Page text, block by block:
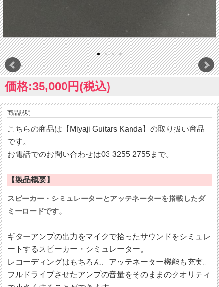
価格:35,000円(税込)
商品説明
こちらの商品は【Miyaji Guitars Kanda】の取り扱い商品
です。
お電話でのお問い合わせは03-3255-2755まで。
【製品概要】
スピーカー・シミュレーターとアッテネーターを搭載したダ
ミーロードです。
ギターアンプの出力をマイクで拾ったサウンドをシミュレ
ートするスピーカー・シミュレーター。
レコーディングはもちろん、アッテネーター機能も充実。
フルドライブさせたアンプの音量をそのままのクオリティ